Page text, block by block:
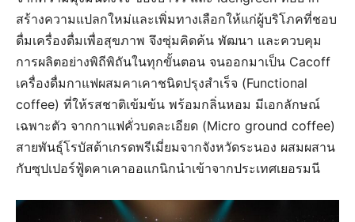
สร้างความแปลกใหม่และเพิ่มทางเลือกให้แก่ผู้บริโภคที่ชอบ
ดื่มเครื่องดื่มเพื่อสุขภาพ จึงซุ่มคิดค้น พัฒนา และควบคุม
การผลิตอย่างพิถีพิถันในทุกขั้นตอน จนออกมาเป็น Cacoff
เครื่องดื่มกาแฟผสมคาเคาชนิดปรุงสำเร็จ (Functional
coffee) ที่ให้รสชาติเข้มข้น พร้อมกลิ่นหอม มีเอกลักษณ์
เฉพาะตัว จากกาแฟคั่วบดละเอียด (Micro ground coffee)
สายพันธุ์โรบัสต้าเกรดพรีเมี่ยมจากจังหวัดระนอง ผสมผสาน
กับซุปเปอร์ฟู้ดคาเคาออแกนิกนำเข้าจากประเทศเยอรมนี